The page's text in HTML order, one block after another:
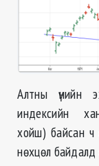
Алтны үнийн
индексийн
хойш) байсан
нөхцөл байдалд